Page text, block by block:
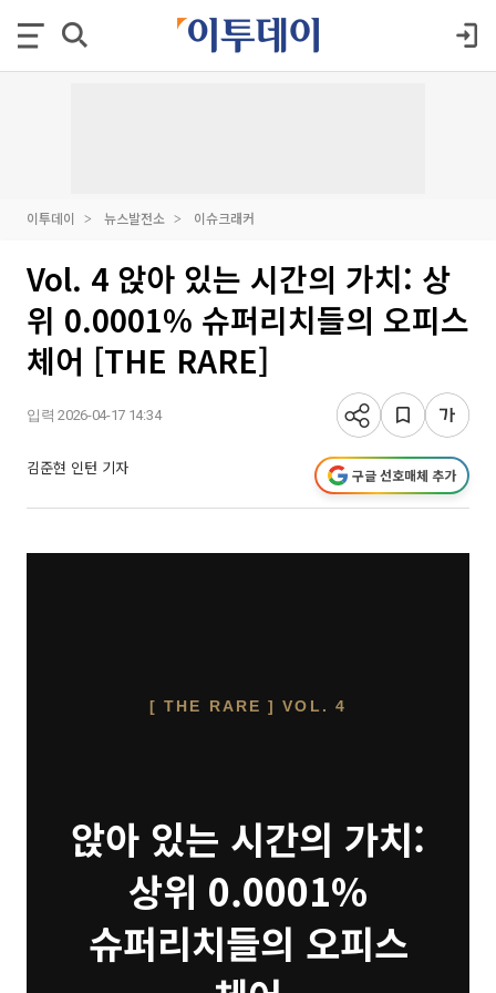
이투데이 뉴스발전소 이슈크래커
Vol. 4 앉아 있는 시간의 가치: 상
위 0.0001% 슈퍼리치들의 오피스
체어 [THE RARE]
입력 2026-04-17 14:34
김준현 인턴 기자 구글 선호매체 추가
[ THE RARE ] VOL. 4
앉아 있는 시간의 가치:
상위 0.0001%
슈퍼리치들의 오피스